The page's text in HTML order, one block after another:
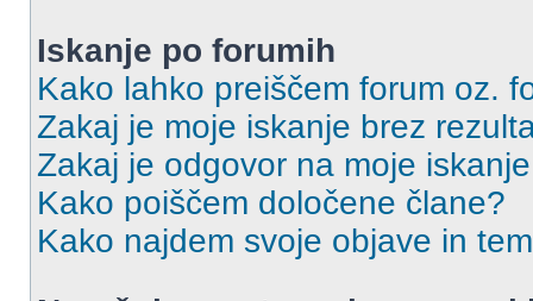
Iskanje po forumih
Kako lahko preiščem forum oz.
Zakaj je moje iskanje brez
Zakaj je odgovor na moje
Kako poiščem določene člane?
Kako najdem svoje objave in